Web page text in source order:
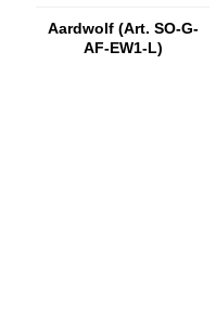
Aardwolf (Art. SO-G-
AF-EW1-L)